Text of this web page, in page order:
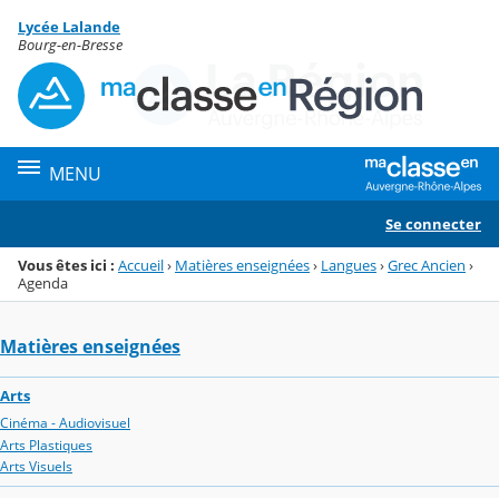
Menu de la rubrique
Contenu
Lycée Lalande
Bourg-en-Bresse
MENU
Se connecter
Vous êtes ici : Accueil› Matières enseignées› Langues›Grec Ancien ›
Agenda
Matières enseignées
Arts
Cinéma - Audiovisuel
Arts Plastiques
Arts Visuels